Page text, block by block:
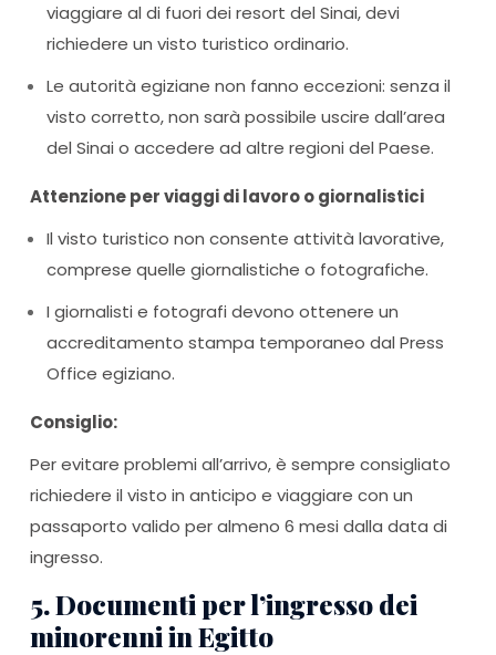
viaggiare al di fuori dei resort del Sinai, devi
richiedere un visto turistico ordinario.
Le autorità egiziane non fanno eccezioni: senza il
visto corretto, non sarà possibile uscire dall’area
del Sinai o accedere ad altre regioni del Paese.
Attenzione per viaggi di lavoro o giornalistici
Il visto turistico non consente attività lavorative,
comprese quelle giornalistiche o fotografiche.
I giornalisti e fotografi devono ottenere un
accreditamento stampa temporaneo dal Press
Office egiziano.
Consiglio:
Per evitare problemi all’arrivo, è sempre consigliato
richiedere il visto in anticipo e viaggiare con un
passaporto valido per almeno 6 mesi dalla data di
ingresso.
5. Documenti per l’ingresso dei
minorenni in Egitto